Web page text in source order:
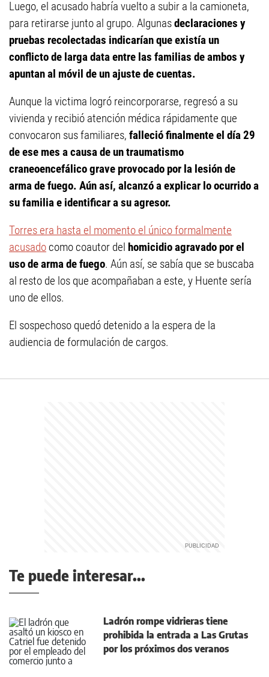
Luego, el acusado habría vuelto a subir a la camioneta,
para retirarse junto al grupo. Algunasdeclaraciones y
pruebas recolectadas indicarían que existía un
conflicto de larga data entre las familias de ambos y
apuntan al móvil de un ajuste de cuentas.
Aunque la victima logró reincorporarse, regresó a su
vivienda y recibió atención médica rápidamente que
convocaron sus familiares, falleció finalmente el día 29
de ese mes a causa de un traumatismo
craneoencefálico grave provocado por la lesión de
arma de fuego. Aún así, alcanzó a explicar lo ocurrido a
su familia e identificar a su agresor.
Torres era hasta el momento el único formalmente
acusado como coautor del homicidio agravado por el
uso de arma de fuego. Aún así, se sabía que se buscaba
al resto de los que acompañaban a este, y Huente sería
uno de ellos.
El sospechoso quedó detenido a la espera de la
audiencia de formulación de cargos.
Te puede interesar...
Ladrón rompe vidrieras tiene
prohibida la entrada a Las Grutas
por los próximos dos veranos